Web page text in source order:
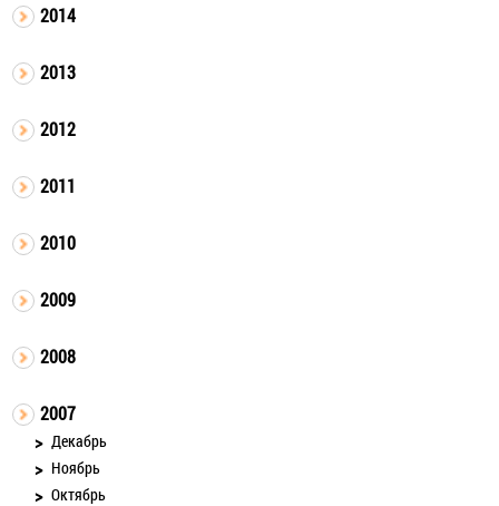
2014
2013
2012
2011
2010
2009
2008
2007
Декабрь
Ноябрь
Октябрь